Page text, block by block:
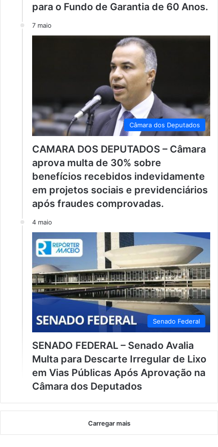
para o Fundo de Garantia de 60 Anos.
7 maio
Câmara dos Deputados
CAMARA DOS DEPUTADOS – Câmara
aprova multa de 30% sobre
benefícios recebidos indevidamente
em projetos sociais e previdenciários
após fraudes comprovadas.
4 maio
Senado Federal
SENADO FEDERAL – Senado Avalia
Multa para Descarte Irregular de Lixo
em Vias Públicas Após Aprovação na
Câmara dos Deputados
Carregar mais